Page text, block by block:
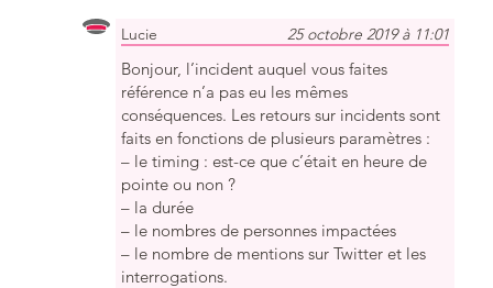
Lucie 25 octobre 2019 à 11:01
Bonjour, l’incident auquel vous faites
référence n’a pas eu les mêmes
conséquences. Les retours sur incidents sont
faits en fonctions de plusieurs paramètres :
– le timing : est-ce que c’était en heure de
pointe ou non ?
– la durée
– le nombres de personnes impactées
– le nombre de mentions sur Twitter et les
interrogations.